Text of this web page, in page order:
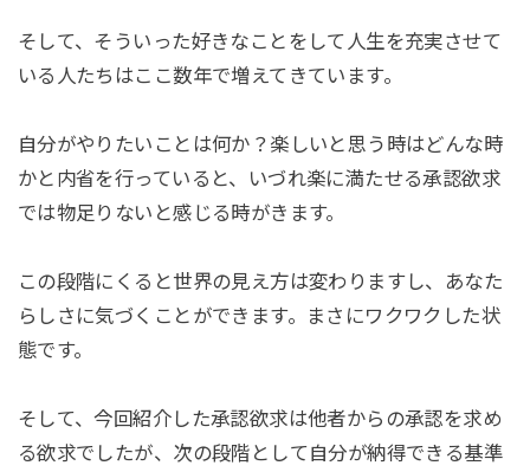
そして、そういった好きなことをして人生を充実させて
いる人たちはここ数年で増えてきています。
自分がやりたいことは何か？楽しいと思う時はどんな時
かと内省を行っていると、いづれ楽に満たせる承認欲求
では物足りないと感じる時がきます。
この段階にくると世界の見え方は変わりますし、あなた
らしさに気づくことができます。まさにワクワクした状
態です。
そして、今回紹介した承認欲求は他者からの承認を求め
る欲求でしたが、次の段階として自分が納得できる基準